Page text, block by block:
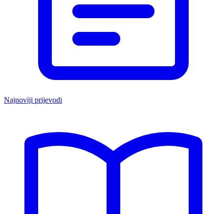
Najnoviji prijevodi